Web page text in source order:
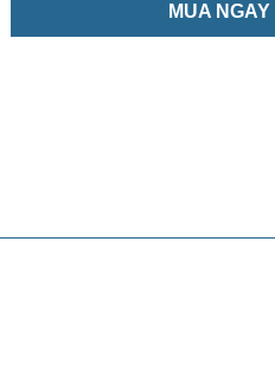
MUA NGAY